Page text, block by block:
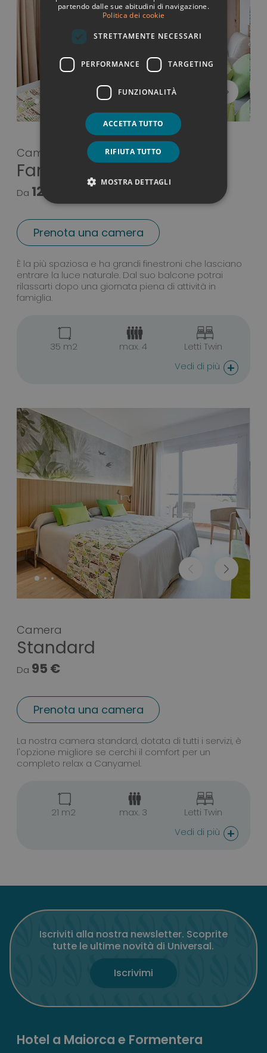
Camera
Familiare
Da 125 €
Prenota una camera
Camera Familiare
È la più spaziosa e ha grandi finestroni che lasciano
entrare la luce naturale. Dal suo balcone potrai
rilassarti dopo una giornata piena di attività in
famiglia.
35 m2 max. 4
Letti Twin
Vedi di più +
Camera
Standard
Da 95 €
Prenota una camera
Camera Standard
La nostra camera standard, dotata di tutti i servizi, è
l'opzione migliore se cerchi il comfort per un
completo relax a Canyamel.
21 m2 max. 3
Letti Twin
Vedi di più +
Iscriviti alla nostra newsletter. Scoprite
tutte le ultime novità di Universal.
Iscrivimi
Hotel a Maiorca e Formentera
partendo dalle sue abitudini di navigazione.
Politica dei cookie
STRETTAMENTE NECESSARI
PERFORMANCE TARGETING
FUNZIONALITÀ
ACCETTA TUTTO
RIFIUTA TUTTO
MOSTRA DETTAGLI